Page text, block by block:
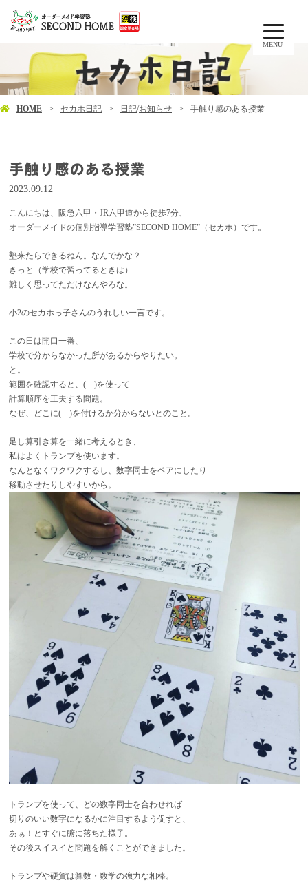
MENU
HOME セカホ日記 日記/お知らせ 手触り感のある授業
手触り感のある授業
2023.09.12
こんにちは、阪急六甲・JR六甲道から徒歩7分、
オーダーメイドの個別指導学習塾”SECOND HOME”（セカホ）です。
塾来たらできるねん。なんでかな？
きっと（学校で習ってるときは）
難しく思ってただけなんやろな。
小2のセカホっ子さんのうれしい一言です。
この日は開口一番、
学校で分からなかった所があるからやりたい。
と。
範囲を確認すると、( )を使って
計算順序を工夫する問題。
なぜ、どこに( )を付けるか分からないとのこと。
足し算引き算を一緒に考えるとき、
私はよくトランプを使います。
なんとなくワクワクするし、数字同士をペアにしたり
移動させたりしやすいから。
トランプを使って、どの数字同士を合わせれば
切りのいい数字になるかに注目するよう促すと、
あぁ！とすぐに腑に落ちた様子。
その後スイスイと問題を解くことができました。
トランプや硬貨は算数・数学の強力な相棒。